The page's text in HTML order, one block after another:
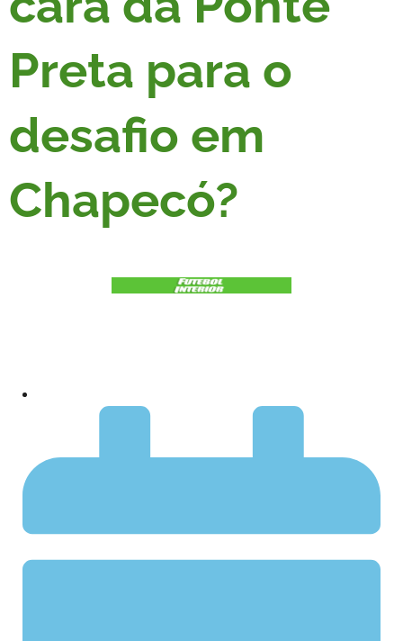
Preta para o
desafio em
Chapecó?